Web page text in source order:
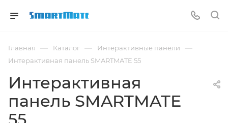
Главная — Каталог — Интерактивные панели —
Интерактивная панель SMARTMATE 55
Интерактивная
панель SMARTMATE